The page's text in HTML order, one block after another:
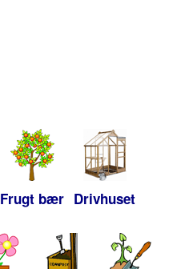
Frugt bær Drivhuset